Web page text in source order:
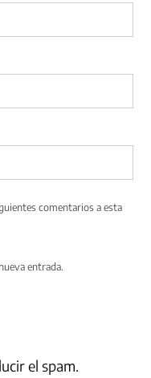
comentarios a esta
entrada.
el spam.